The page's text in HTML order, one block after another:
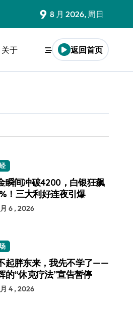
9 8 月 2026, 周日
关于 返回首页
瞬间冲破4200，白银狂飙
！三大利好连夜引爆
6 , 2026
起胖东来，我先不学了——
的“休克疗法”宣告暂停
4 , 2026